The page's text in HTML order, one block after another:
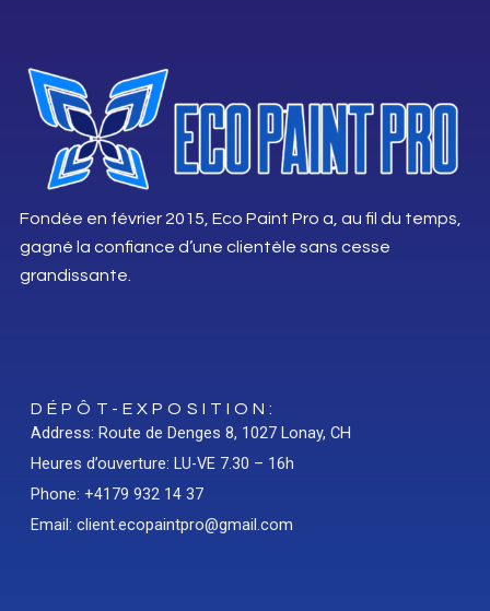
Fondée en février 2015, Eco Paint Pro a, au fil du temps,
gagné la confiance d’une clientèle sans cesse
grandissante.
DÉPÔT-EXPOSITION:
Address: Route de Denges 8, 1027 Lonay, CH
Heures d’ouverture: LU-VE 7.30 – 16h
Phone: +4179 932 14 37
Email: client.ecopaintpro@gmail.com